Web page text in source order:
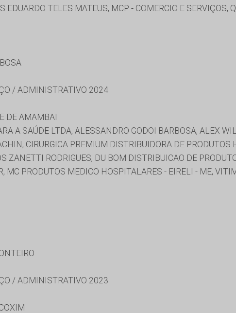
TELES MATEUS, MCP - COMERCIO E SERVIÇOS,
/ ADMINISTRATIVO 2024
DE AMAMBAI
A SAÚDE LTDA, ALESSANDRO GODOI BARBOSA, ALEX
CIRURGICA PREMIUM DISTRIBUIDORA DE PRODUTOS
ZANETTI RODRIGUES, DU BOM DISTRIBUICAO DE
MC PRODUTOS MEDICO HOSPITALARES - EIRELI - ME,
/ ADMINISTRATIVO 2023